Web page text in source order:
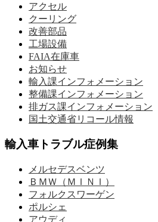
アクセル
クーリング
改善部品
工場設備
FAIA在庫車
お知らせ
輸入課インフォメーション
整備課インフォメーション
排ガス課インフォメーション
国土交通省リコール情報
輸入車トラブル症例集
メルセデスベンツ
ＢＭＷ（ＭＩＮＩ）
フォルクスワーゲン
ポルシェ
アウディ